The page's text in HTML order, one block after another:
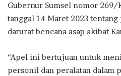
Gubernur Sumsel nomor 269/
tanggal 14 Maret 2023
darurat bencana asap akibat
“Apel ini bertujuan untuk
personil dan peralatan dalam